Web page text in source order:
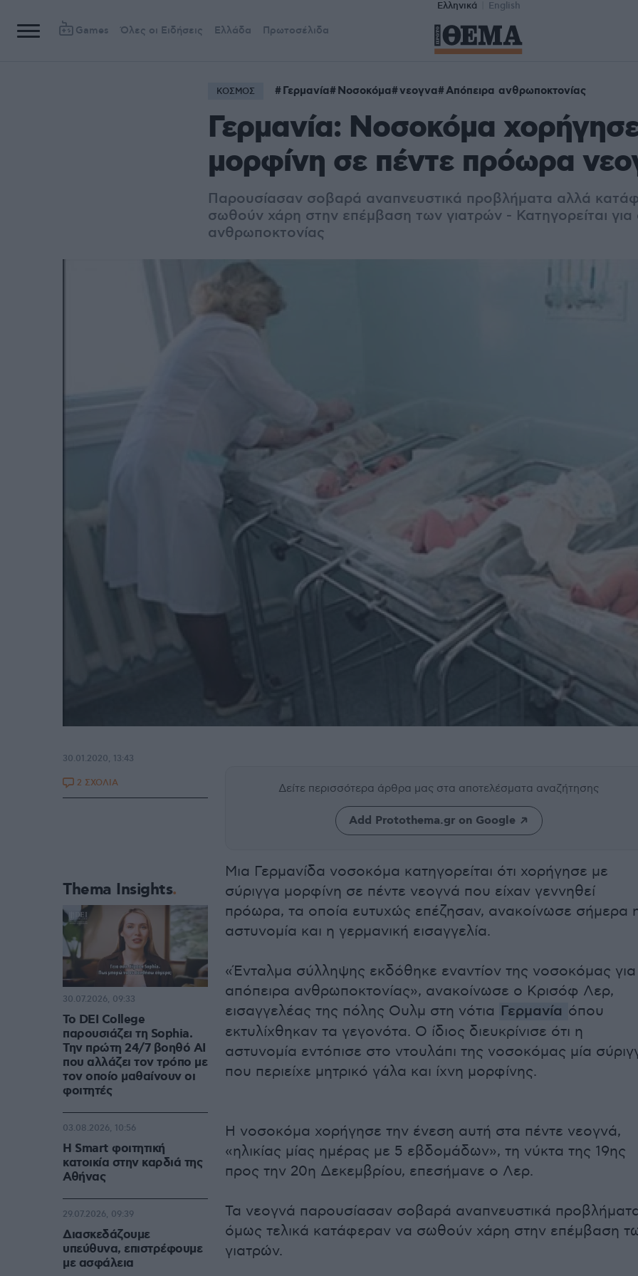
Ελληνικά English
Games Όλες οι Ειδήσεις Ελλάδα Πρωτοσέλιδα
ΚΟΣΜΟΣ Γερμανία Νοσοκόμα νεογνα Απόπειρα ανθρωποκτονίας
Γερμανία: Νοσοκόμα
μορφίνη σε πέντε πρόωρα
Παρουσίασαν σοβαρά αναπνευστικά προβλήματα αλλά
σωθούν χάρη στην επέμβαση των γιατρών - Κατηγορείται για
ανθρωποκτονίας
Δείτε περισσότερα άρθρα μας στα αποτελέσματα αναζήτησης
Add Protothema.gr on Google
Μια Γερμανίδα νοσοκόμα κατηγορείται ότι χορήγησε με
σύριγγα μορφίνη σε πέντε νεογνά που είχαν γεννηθεί
πρόωρα, τα οποία ευτυχώς επέζησαν, ανακοίνωσε σήμερα
αστυνομία και η γερμανική εισαγγελία.
«Ένταλμα σύλληψης εκδόθηκε εναντίον της νοσοκόμας για
απόπειρα ανθρωποκτονίας», ανακοίνωσε ο Κρισόφ Λερ,
εισαγγελέας της πόλης Ουλμ στη νότια Γερμανία όπου
εκτυλίχθηκαν τα γεγονότα. Ο ίδιος διευκρίνισε ότι η
αστυνομία εντόπισε στο ντουλάπι της νοσοκόμας μία
που περιείχε μητρικό γάλα και ίχνη μορφίνης.
Η νοσοκόμα χορήγησε την ένεση αυτή στα πέντε νεογνά,
«ηλικίας μίας ημέρας με 5 εβδομάδων», τη νύκτα της 19ης
προς την 20η Δεκεμβρίου, επεσήμανε ο Λερ.
Τα νεογνά παρουσίασαν σοβαρά αναπνευστικά
όμως τελικά κατάφεραν να σωθούν χάρη στην επέμβαση
γιατρών.
30.01.2020, 13:43
2 ΣΧΟΛΙΑ
Thema Insights
Το DEI College
παρουσιάζει τη Sophia.
Την πρώτη 24/7 βοηθό AI
που αλλάζει τον τρόπο με
τον οποίο μαθαίνουν οι
φοιτητές
30.07.2026, 09:33
Η Smart φοιτητική
κατοικία στην καρδιά της
Αθήνας
03.08.2026, 10:56
Διασκεδάζουμε
υπεύθυνα, επιστρέφουμε
με ασφάλεια
29.07.2026, 09:39